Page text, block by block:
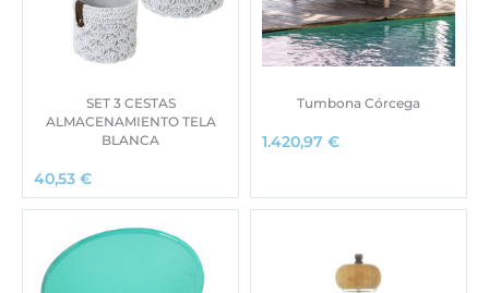
SET 3 CESTAS
ALMACENAMIENTO TELA
BLANCA
40,53 €
Tumbona Córcega
1.420,97 €